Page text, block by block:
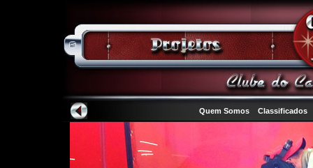
Quem Somos Classificados